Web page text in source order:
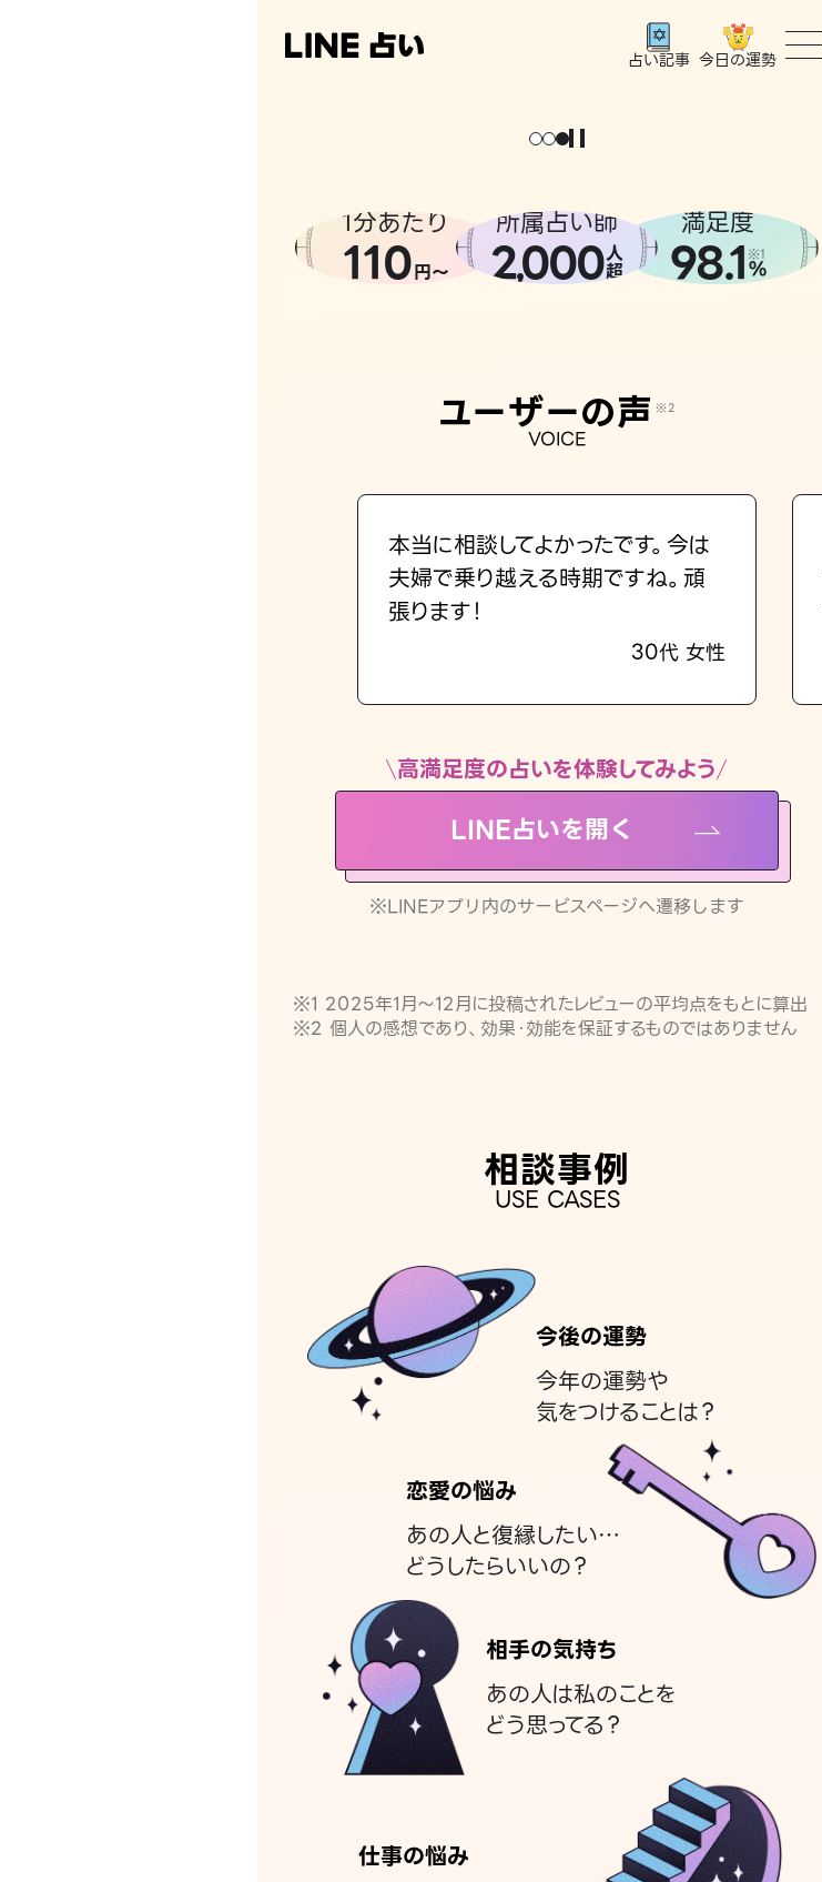
占い記事 今日の運勢
。
1分あたり
110円〜
所属占い師
2,000人
超
満足度
98.1 ※1
%
ユーザーの声 ※2
VOICE
本当に相談してよかったです。今は
夫婦で乗り越える時期ですね。頑
張ります！
30代 女性
高満足度の占いを体験してみよう
LINE占いを開く
※LINEアプリ内のサービスページへ遷移します
※1 2025年1月〜12月に投稿されたレビューの平均点をもとに算出
※2 個人の感想であり、効果・効能を保証するものではありません
相談事例
USE CASES
今後の運勢
今年の運勢や
気をつけることは？
恋愛の悩み
あの人と復縁したい…
どうしたらいいの？
相手の気持ち
あの人は私のことを
どう思ってる？
仕事の悩み